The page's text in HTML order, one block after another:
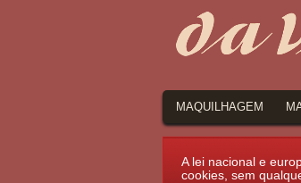
MAQUILHAGEM
A lei nacional e
cookies, sem